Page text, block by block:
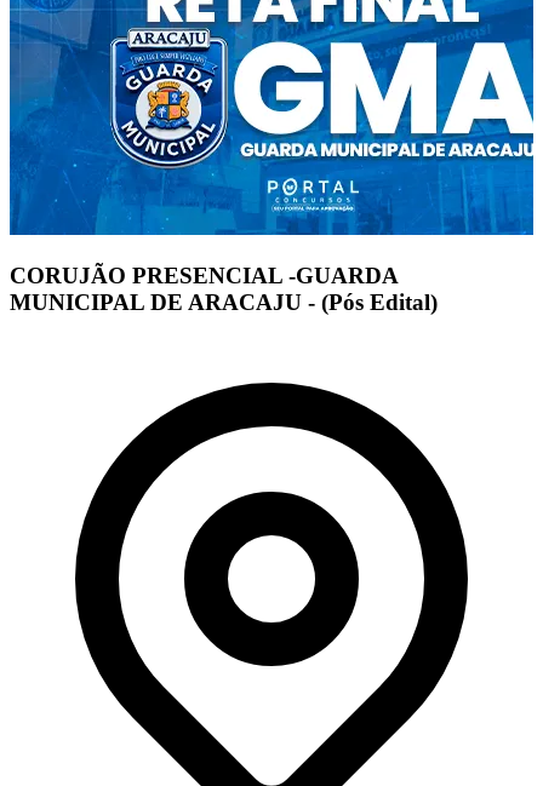
CORUJÃO PRESENCIAL -GUARDA
MUNICIPAL DE ARACAJU - (Pós Edital)